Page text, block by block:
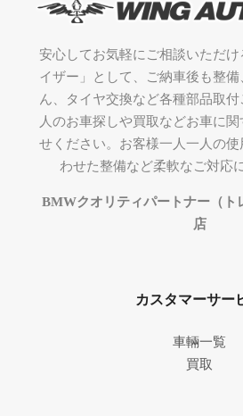
安心してお気軽にご相談いただ
イザー」として、ご納車後も整
ん、タイヤ交換など各種部品取
人のお車探しや買取などお車に
せください。お客様一人一人の
わせた整備など柔軟なご対応
BMWクオリティパートナー（ト
店
カスタマーサー
車輛一覧
買取